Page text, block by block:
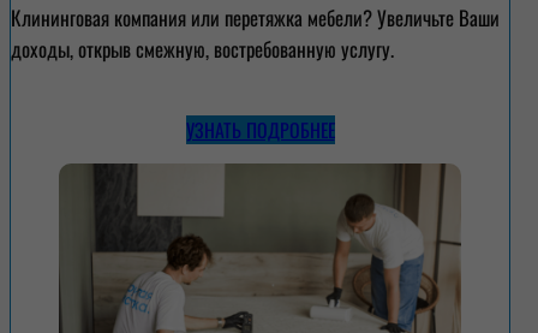
Клининговая компания или перетяжка мебели? Увеличьте Ваши
доходы, открыв смежную, востребованную услугу.
УЗНАТЬ ПОДРОБНЕЕ